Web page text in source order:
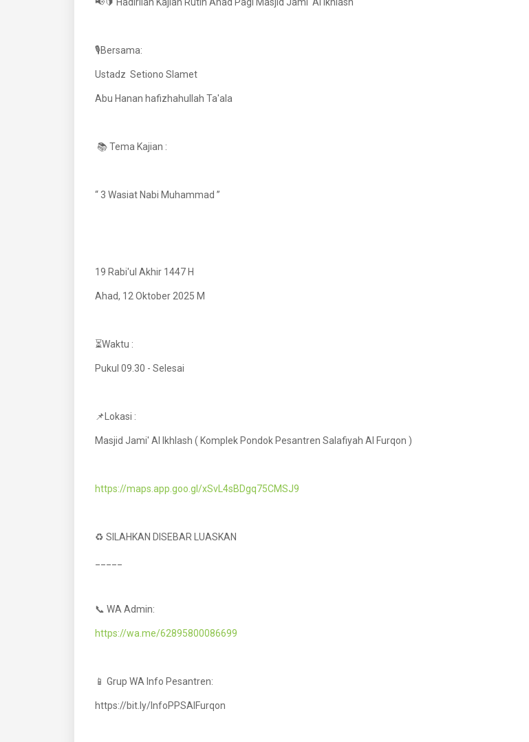
🎙Bersama:
Ustadz Setiono Slamet
Abu Hanan hafizhahullah Ta'ala
📚 Tema Kajian :
“ 3 Wasiat Nabi
19 Rabi'ul Akhir 1447 H
Ahad, 12 Oktober 2025 M
⏳Waktu :
Pukul 09.30 - Selesai
📌Lokasi :
Masjid Jami' Al Ikhlash ( Komplek Pondok Pesantren Salafiyah Al Furqon )
https://maps.app.goo.gl/xSvL4sBDgq75CMSJ9
♻ SILAHKAN DISEBAR LUASKAN
📞 WA Admin:
https://wa.me/62895800086699
📱 Grup WA Info Pesantren:
https://bit.ly/InfoPPSAlFurqon